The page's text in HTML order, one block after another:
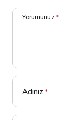
Yorumunuz *
Adınız *